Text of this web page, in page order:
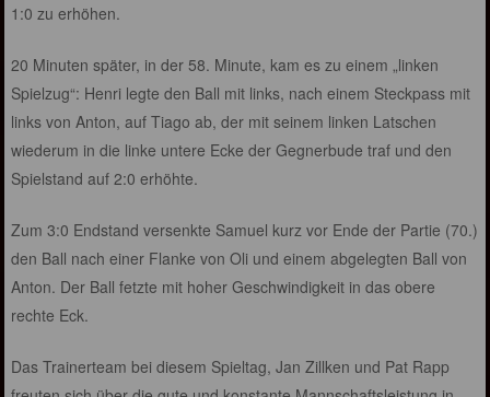
1:0 zu erhöhen.
20 Minuten später, in der 58. Minute, kam es zu einem „linken
Spielzug“: Henri legte den Ball mit links, nach einem Steckpass mit
links von Anton, auf Tiago ab, der mit seinem linken Latschen
wiederum in die linke untere Ecke der Gegnerbude traf und den
Spielstand auf 2:0 erhöhte.
Zum 3:0 Endstand versenkte Samuel kurz vor Ende der Partie (70.)
den Ball nach einer Flanke von Oli und einem abgelegten Ball von
Anton. Der Ball fetzte mit hoher Geschwindigkeit in das obere
rechte Eck.
Das Trainerteam bei diesem Spieltag, Jan Zillken und Pat Rapp